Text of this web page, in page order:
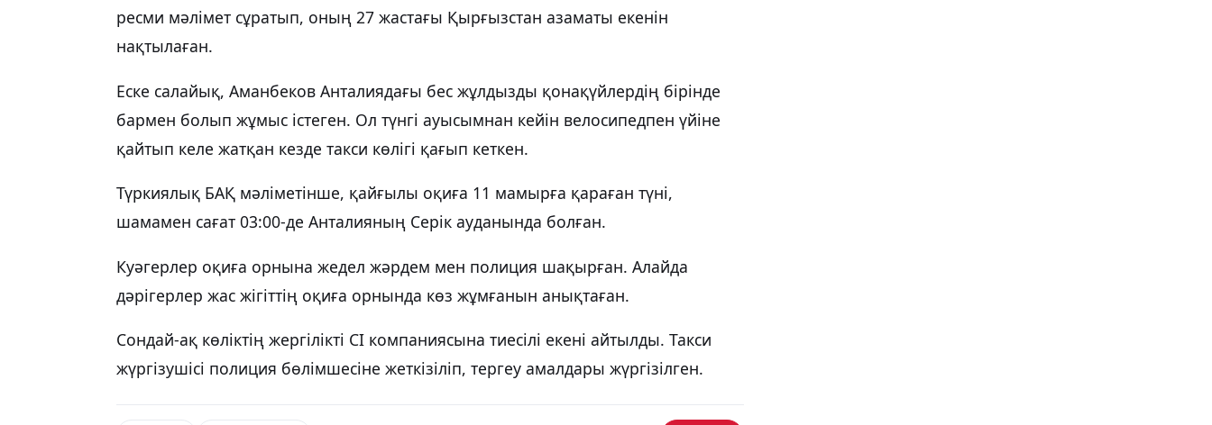
ресми мәлімет сұратып, оның 27 жастағы Қырғызстан азаматы екенін
нақтылаған.
Еске салайық, Аманбеков Анталиядағы бес жұлдызды қонақүйлердің бірінде
бармен болып жұмыс істеген. Ол түнгі ауысымнан кейін велосипедпен үйіне
қайтып келе жатқан кезде такси көлігі қағып кеткен.
Түркиялық БАҚ мәліметінше, қайғылы оқиға 11 мамырға қараған түні,
шамамен сағат 03:00-де Анталияның Серік ауданында болған.
Куәгерлер оқиға орнына жедел жәрдем мен полиция шақырған. Алайда
дәрігерлер жас жігіттің оқиға орнында көз жұмғанын анықтаған.
Сондай-ақ көліктің жергілікті CI компаниясына тиесілі екені айтылды. Такси
жүргізушісі полиция бөлімшесіне жеткізіліп, тергеу амалдары жүргізілген.